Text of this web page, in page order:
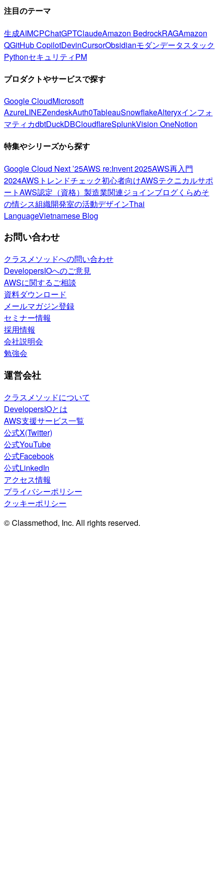
注目のテーマ
生成AIMCPChatGPTClaudeAmazon BedrockRAGAmazon
QGitHub CopilotDevinCursorObsidianモダンデータスタック
PythonセキュリティPM
プロダクトやサービスで探す
Google CloudMicrosoft
AzureLINEZendeskAuth0TableauSnowflakeAlteryxインフォ
マティカdbtDuckDBCloudflareSplunkVision OneNotion
特集やシリーズから探す
Google Cloud Next ’25AWS re:Invent 2025AWS再入門
2024AWSトレンドチェック初心者向けAWSテクニカルサポ
ートAWS認定（資格） 製造業関連ジョインブログくらめそ
の情シス組織開発室の活動デザインThai
LanguageVietnamese Blog
お問い合わせ
クラスメソッドへの問い合わせ
DevelopersIOへのご意見
AWSに関するご相談
資料ダウンロード
メールマガジン登録
セミナー情報
採用情報
会社説明会
勉強会
運営会社
クラスメソッドについて
DevelopersIOとは
AWS支援サービス一覧
公式X(Twitter)
公式YouTube
公式Facebook
公式LinkedIn
アクセス情報
プライバシーポリシー
クッキーポリシー
© Classmethod, Inc. All rights reserved.